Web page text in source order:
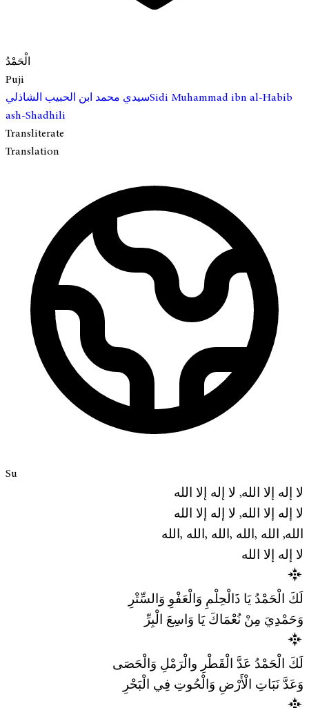
الْحَمْدُ
Puji
سيدي محمد ابن الحبيب الشاذليSidi Muhammad ibn al-Habib
ash-Shadhili
Transliterate
Translation
Su
لا إله إلا الله, لا إله إلا الله
لا إله إلا الله, لا إله إلا الله
الله, الله ,الله ,الله ,الله ,الله
لا إله إلا الله
لَكَ الْحَمْدُ يَا ذَالْحِلْمِ وَالْعَفْوِ وَالسِّتْرِ
وَحَمْدِيَ مِنْ نُعْمَاكَ يَا وَاسِعَ الْبِرِّ
لَكَ الْحَمْدُ عَدَّ الْقَطْرِ والْرَمْلِ وَالْحَصَى
وَعَدَّ نَبَاتِ الْأَرْضِ وَالْحُوتِ فِي الْبَحْرِ